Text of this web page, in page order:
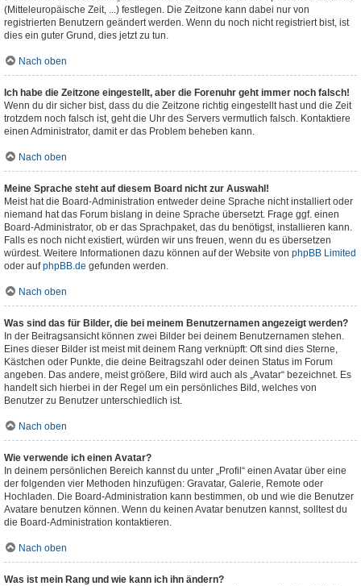
(Mitteleuropäische Zeit, ...) festlegen. Die Zeitzone kann dabei nur von
registrierten Benutzern geändert werden. Wenn du noch nicht registriert bist, ist
dies ein guter Grund, dies jetzt zu tun.
Nach oben
Ich habe die Zeitzone eingestellt, aber die Forenuhr geht immer noch falsch!
Wenn du dir sicher bist, dass du die Zeitzone richtig eingestellt hast und die Zeit
trotzdem noch falsch ist, geht die Uhr des Servers vermutlich falsch. Kontaktiere
einen Administrator, damit er das Problem beheben kann.
Nach oben
Meine Sprache steht auf diesem Board nicht zur Auswahl!
Meist hat die Board-Administration entweder deine Sprache nicht installiert oder
niemand hat das Forum bislang in deine Sprache übersetzt. Frage ggf. einen
Board-Administrator, ob er das Sprachpaket, das du benötigst, installieren kann.
Falls es noch nicht existiert, würden wir uns freuen, wenn du es übersetzen
würdest. Weitere Informationen dazu können auf der Website von phpBB Limited
oder aufphpBB.de gefunden werden.
Nach oben
Was sind das für Bilder, die bei meinem Benutzernamen angezeigt werden?
In der Beitragsansicht können zwei Bilder bei deinem Benutzernamen stehen.
Eines dieser Bilder ist meist mit deinem Rang verknüpft: Oft sind dies Sterne,
Kästchen oder Punkte, die deine Beitragszahl oder deinen Status im Forum
angeben. Das andere, meist größere, Bild wird auch als „Avatar“ bezeichnet. Es
handelt sich hierbei in der Regel um ein persönliches Bild, welches von
Benutzer zu Benutzer unterschiedlich ist.
Nach oben
Wie verwende ich einen Avatar?
In deinem persönlichen Bereich kannst du unter „Profil“ einen Avatar über eine
der folgenden vier Methoden hinzufügen: Gravatar, Galerie, Remote oder
Hochladen. Die Board-Administration kann bestimmen, ob und wie die Benutzer
Avatare benutzen können. Wenn du keinen Avatar benutzen kannst, solltest du
die Board-Administration kontaktieren.
Nach oben
Was ist mein Rang und wie kann ich ihn ändern?